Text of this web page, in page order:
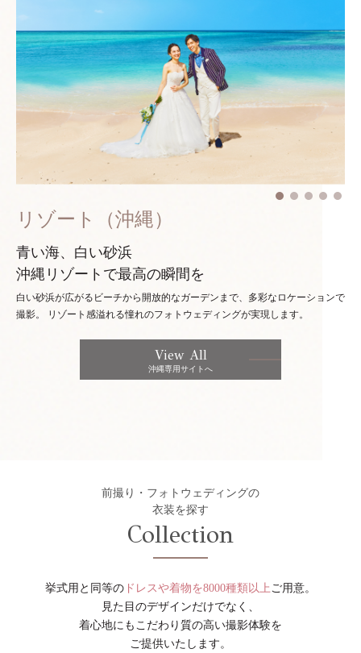
リゾート（沖縄）
青い海、白い砂浜
沖縄リゾートで最高の瞬間を
白い砂浜が広がるビーチから開放的なガーデンまで、多彩なロケーションで
撮影。
リゾート感溢れる憧れのフォトウェディングが実現します。
View All
沖縄専用サイトへ
前撮り・フォトウェディングの
衣装を探す
Collection
挙式用と同等の ドレスや着物を8000種類以上 ご用意。
見た目のデザインだけでなく、
着心地にもこだわり質の高い撮影体験を
ご提供いたします。